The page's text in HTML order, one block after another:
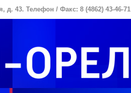
д. 43. Телефон / Факс: 8 (4862) 43-46-71